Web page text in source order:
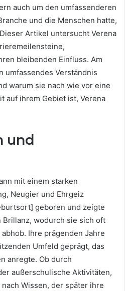
auch um den umfassenderen
und die Menschen hatte,
Artikel untersucht Verena
bleibenden Einfluss. Am
umfassendes Verständnis
warum sie nach wie vor eine
auf ihrem Gebiet ist, Verena
und
mit einem starken
Neugier und Ehrgeiz
geboren und zeigte
wodurch sie sich oft
Ihre prägenden Jahre
Umfeld geprägt, das
anregte. Ob durch
außerschulische Aktivitäten,
Wissen, der später ihre